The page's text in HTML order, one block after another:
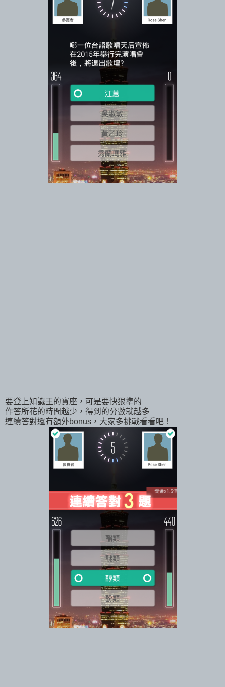
要登上知識王的寶座，可是要快狠準的
作答所花的時間越少，得到的分數就越多
連續答對還有額外bonus，大家多挑戰看看吧！